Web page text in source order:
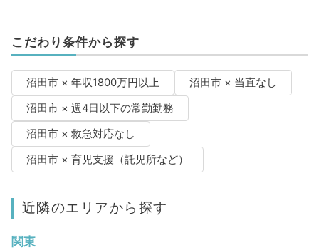
こだわり条件から探す
沼田市 × 年収1800万円以上
沼田市 × 当直なし
沼田市 × 週4日以下の常勤勤務
沼田市 × 救急対応なし
沼田市 × 育児支援（託児所など）
近隣のエリアから探す
関東